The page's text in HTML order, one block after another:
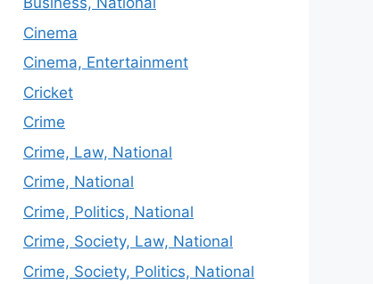
Cinema
Cinema, Entertainment
Cricket
Crime
Crime, Law, National
Crime, National
Crime, Politics, National
Crime, Society, Law, National
Crime, Society, Politics, National